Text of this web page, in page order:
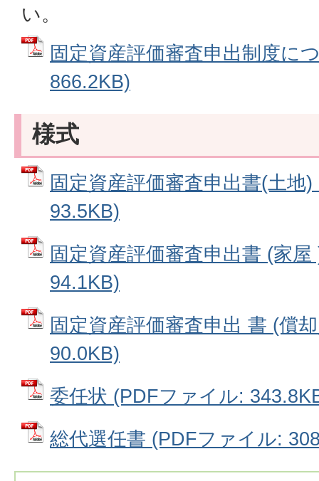
い。
固定資産評価審査申出制度に
866.2KB)
様式
固定資産評価審査申出書(土地
93.5KB)
固定資産評価審査申出書 (家
94.1KB)
固定資産評価審査申出 書 (償
90.0KB)
委任状 (PDFファイル:
総代選任書 (PDFファイル: